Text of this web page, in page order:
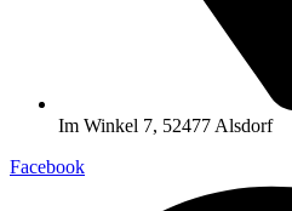
Im Winkel 7, 52477 Alsdorf
Facebook